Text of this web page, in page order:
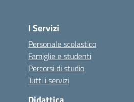
I Servizi
Personale scolastico
Famiglie e studenti
Percorsi di studio
Tutti i servizi